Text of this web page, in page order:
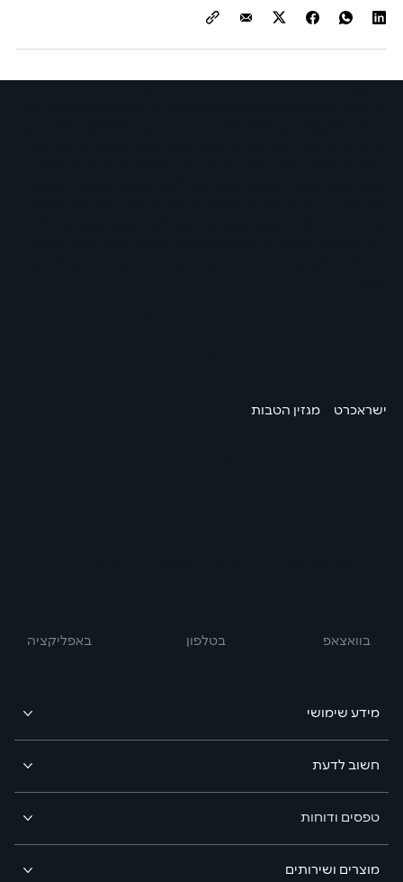
ישראכרט /מגזין הטבות
מידע שימושי
חשוב לדעת
טפסים ודוחות
מוצרים ושירותים
בוואצאפ בטלפון באפליקציה